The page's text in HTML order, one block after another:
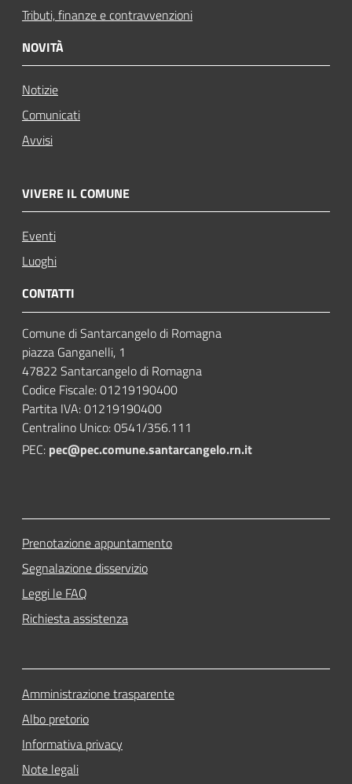
Tributi, finanze e contravvenzioni
NOVITÀ
Notizie
Comunicati
Avvisi
VIVERE IL COMUNE
Eventi
Luoghi
CONTATTI
Comune di Santarcangelo di Romagna
piazza Ganganelli, 1
47822 Santarcangelo di Romagna
Codice Fiscale: 01219190400
Partita IVA: 01219190400
Centralino Unico: 0541/356.111
PEC: pec@pec.comune.santarcangelo.rn.it
Prenotazione appuntamento
Segnalazione disservizio
Leggi le FAQ
Richiesta assistenza
Amministrazione trasparente
Albo pretorio
Informativa privacy
Note legali